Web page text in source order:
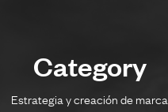
Category
Estrategia y creación de marca